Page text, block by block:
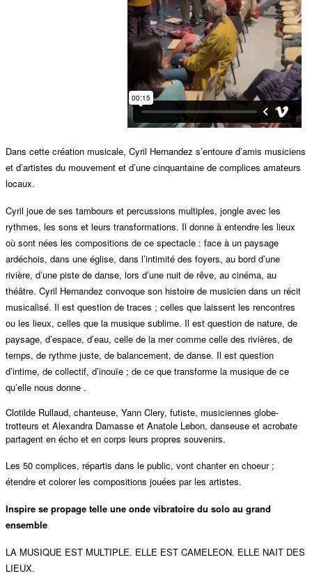
Dans cette création musicale, Cyril Hernandez s’entoure d’amis musiciens
et d’artistes du mouvement et d’une cinquantaine de complices amateurs
locaux.
Cyril joue de ses tambours et percussions multiples, jongle avec les
rythmes, les sons et leurs transformations. Il donne à entendre les lieux
où sont nées les compositions de ce spectacle : face à un paysage
ardéchois, dans une église, dans l’intimité des foyers, au bord d’une
rivière, d’une piste de danse, lors d’une nuit de rêve, au cinéma, au
théâtre. Cyril Hernandez convoque son histoire de musicien dans un récit
musicalisé. Il est question de traces ; celles que laissent les rencontres
ou les lieux, celles que la musique sublime. Il est question de nature, de
paysage, d’espace, d’eau, celle de la mer comme celle des rivières, de
temps, de rythme juste, de balancement, de danse. Il est question
d’intime, de collectif, d’inouïe ; de ce que transforme la musique de ce
qu’elle nous donne .
Clotilde Rullaud, chanteuse, Yann Clery, futiste, musiciennes globe-
trotteurs et Alexandra Damasse et Anatole Lebon, danseuse et acrobate
partagent en écho et en corps leurs propres souvenirs.
Les 50 complices, répartis dans le public, vont chanter en choeur ;
étendre et colorer les compositions jouées par les artistes.
Inspire se propage telle une onde vibratoire du solo au grand
ensemble
LA MUSIQUE EST MULTIPLE. ELLE EST CAMELEON. ELLE NAIT DES
LIEUX.